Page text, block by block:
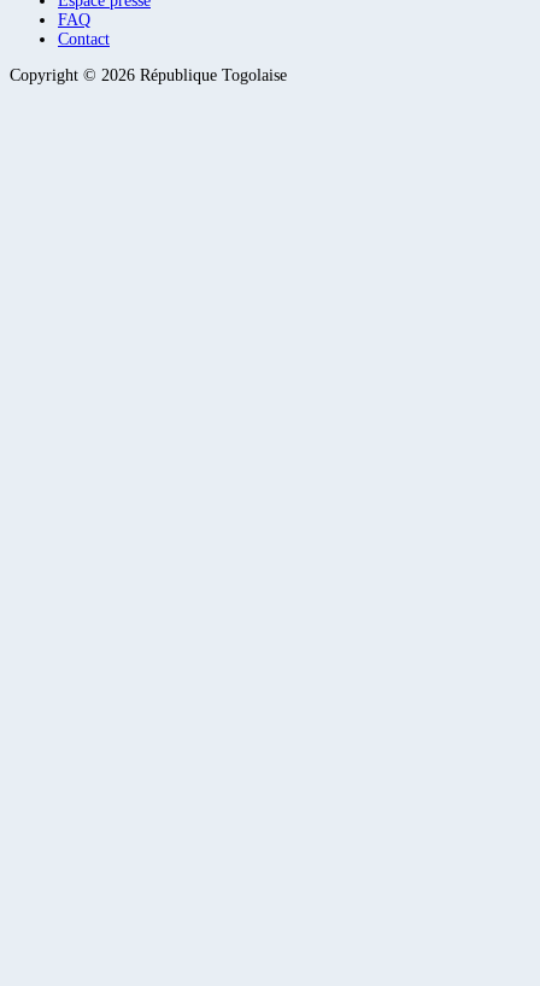
FAQ
Contact
Copyright © 2026 République Togolaise